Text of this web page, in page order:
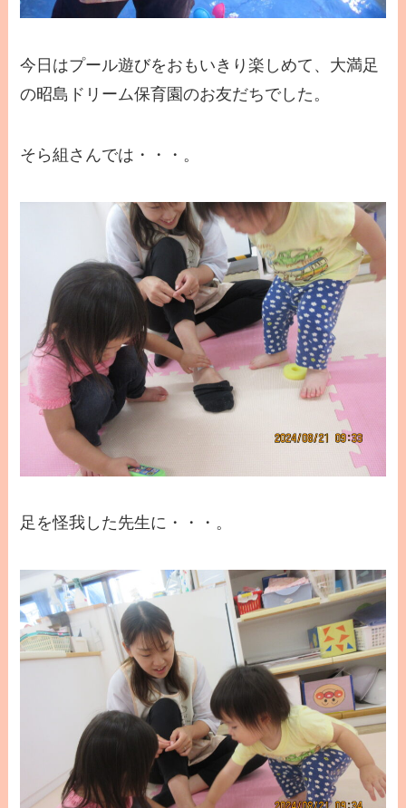
今日はプール遊びをおもいきり楽しめて、大満足
の昭島ドリーム保育園のお友だちでした。
そら組さんでは・・・。
足を怪我した先生に・・・。